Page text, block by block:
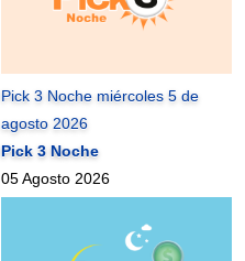
Pick 3 Noche miércoles 5 de
agosto 2026
Pick 3 Noche
05 Agosto 2026